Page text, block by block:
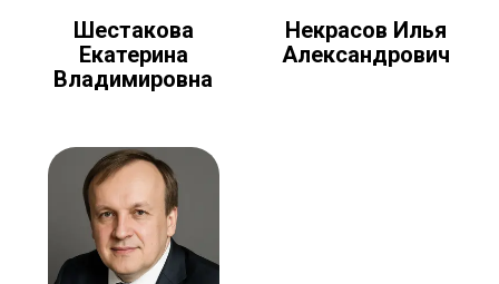
Шестакова
Екатерина
Владимировна
Некрасов Илья
Александрович